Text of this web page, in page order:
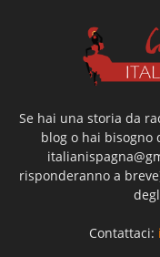
Se hai una storia da
blog o hai
risponderanno a
Contattaci: